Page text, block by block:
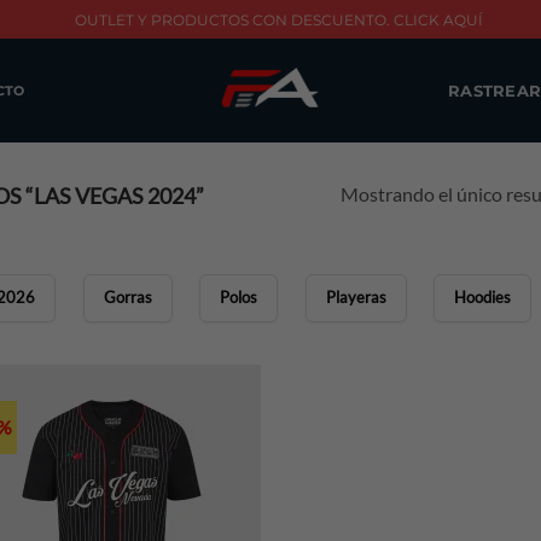
OUTLET Y PRODUCTOS CON DESCUENTO. CLICK AQUÍ
“LAS VEGAS 2024” Mostrando el único
Gorras Polos Playeras Hoodies